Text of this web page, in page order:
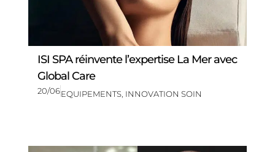
ISI SPA réinvente l’expertise La Mer avec
Global Care
20/06EQUIPEMENTS, INNOVATION SOIN